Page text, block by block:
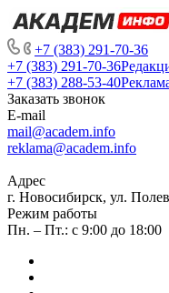
+7 (383) 291-70-36
+7 (383) 291-70-36
+7 (383) 288-53-40
Заказать звонок
E-mail
mail@academ.info
reklama@academ.info
Адрес
г. Новосибирск, ул.
Режим работы
Пн. – Пт.: с 9:00 до 18:00